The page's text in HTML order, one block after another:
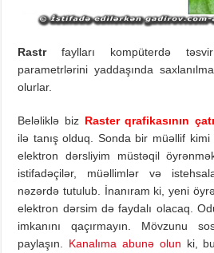
Rastrfaylları kompüterdə
parametrlərini yaddaşında
olurlar.
Beləliklə biz Raster qrafikasının
ilə tanış olduq. Sonda bir müəllif
elektron dərsliyim müstəqil
istifadəçilər, müəllimlər və
nəzərdə tutulub. İnanıram ki, yeni
elektron dərsim də faydalı olacaq.
imkanını qaçırmayın. Mövzunu
paylaşın. Kanalıma abunə olun ki,